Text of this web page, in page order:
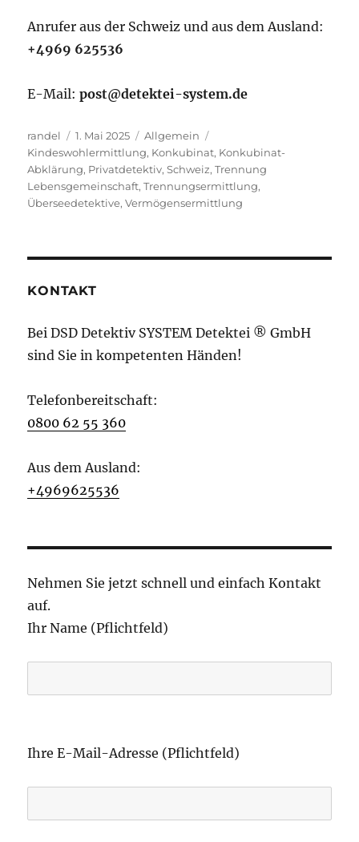
Anrufer aus der Schweiz und aus dem Ausland:
+4969 625536
E-Mail:post@detektei-system.de
Autor
randel
Veröffentlicht
am
1. Mai 2025 Kategorien
Allgemein
Kindeswohlermittlung, Konkubinat, Konkubinat-
Abklärung, Privatdetektiv,Schweiz,Trennung
Lebensgemeinschaft,Trennungsermittlung,
Überseedetektive,Vermögensermittlung
KONTAKT
Bei DSD Detektiv SYSTEM Detektei ® GmbH
sind Sie in kompetenten Händen!
Telefonbereitschaft:
0800 62 55 360
Aus dem Ausland:
+4969625536
Nehmen Sie jetzt schnell und einfach Kontakt
auf.
Ihr Name (Pflichtfeld)
i
e
Ihre E-Mail-Adresse (Pflichtfeld)